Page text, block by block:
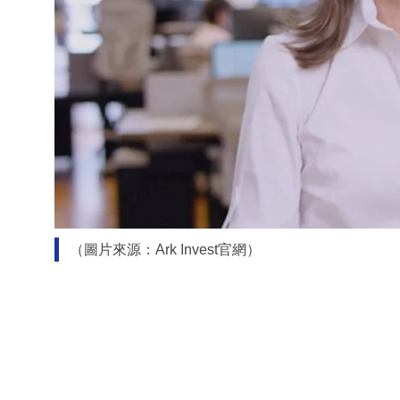
（圖片來源：Ark Invest官網）